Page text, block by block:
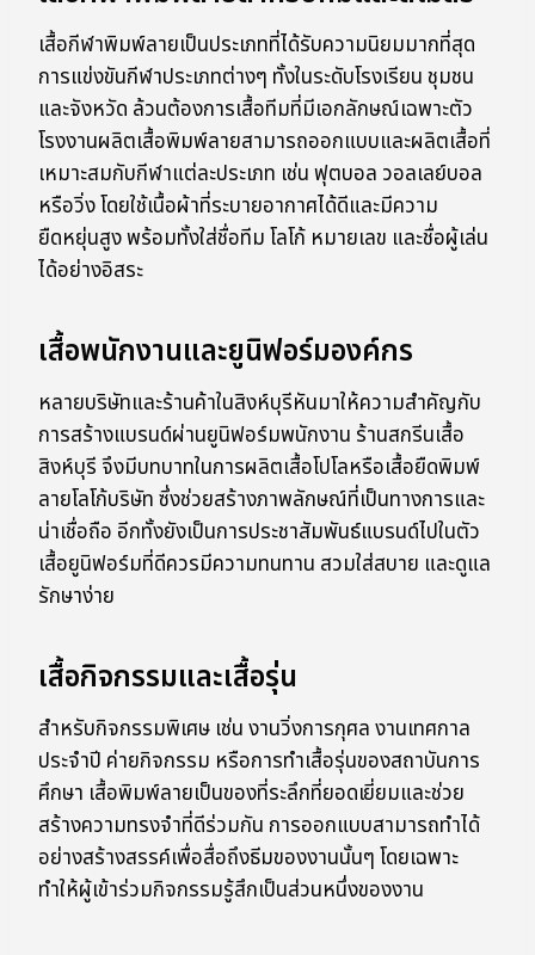
เสื้อกีฬาพิมพ์ลายเป็นประเภทที่ได้รับความนิยมมากที่สุด
การแข่งขันกีฬาประเภทต่างๆ ทั้งในระดับโรงเรียน ชุมชน
และจังหวัด ล้วนต้องการเสื้อทีมที่มีเอกลักษณ์เฉพาะตัว
โรงงานผลิตเสื้อพิมพ์ลายสามารถออกแบบและผลิตเสื้อที่
เหมาะสมกับกีฬาแต่ละประเภท เช่น ฟุตบอล วอลเลย์บอล
หรือวิ่ง โดยใช้เนื้อผ้าที่ระบายอากาศได้ดีและมีความ
ยืดหยุ่นสูง พร้อมทั้งใส่ชื่อทีม โลโก้ หมายเลข และชื่อผู้เล่น
ได้อย่างอิสระ
เสื้อพนักงานและยูนิฟอร์มองค์กร
หลายบริษัทและร้านค้าในสิงห์บุรีหันมาให้ความสำคัญกับ
การสร้างแบรนด์ผ่านยูนิฟอร์มพนักงาน ร้านสกรีนเสื้อ
สิงห์บุรี จึงมีบทบาทในการผลิตเสื้อโปโลหรือเสื้อยืดพิมพ์
ลายโลโก้บริษัท ซึ่งช่วยสร้างภาพลักษณ์ที่เป็นทางการและ
น่าเชื่อถือ อีกทั้งยังเป็นการประชาสัมพันธ์แบรนด์ไปในตัว
เสื้อยูนิฟอร์มที่ดีควรมีความทนทาน สวมใส่สบาย และดูแล
รักษาง่าย
เสื้อกิจกรรมและเสื้อรุ่น
สำหรับกิจกรรมพิเศษ เช่น งานวิ่งการกุศล งานเทศกาล
ประจำปี ค่ายกิจกรรม หรือการทำเสื้อรุ่นของสถาบันการ
ศึกษา เสื้อพิมพ์ลายเป็นของที่ระลึกที่ยอดเยี่ยมและช่วย
สร้างความทรงจำที่ดีร่วมกัน การออกแบบสามารถทำได้
อย่างสร้างสรรค์เพื่อสื่อถึงธีมของงานนั้นๆ โดยเฉพาะ
ทำให้ผู้เข้าร่วมกิจกรรมรู้สึกเป็นส่วนหนึ่งของงาน